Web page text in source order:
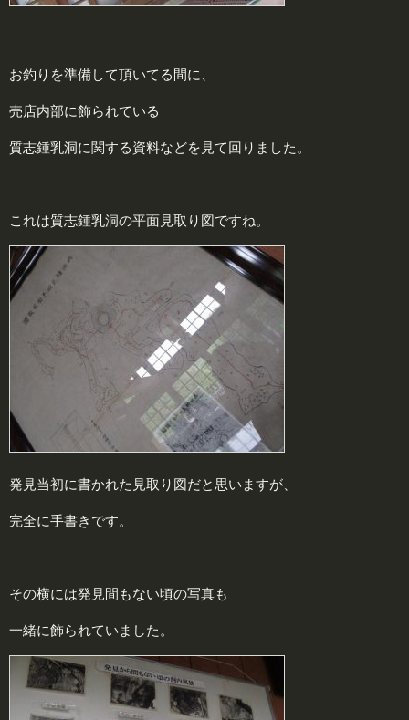
お釣りを準備して頂いてる間に、
売店内部に飾られている
質志鍾乳洞に関する資料などを見て回りました。
これは質志鍾乳洞の平面見取り図ですね。
発見当初に書かれた見取り図だと思いますが、
完全に手書きです。
その横には発見間もない頃の写真も
一緒に飾られていました。